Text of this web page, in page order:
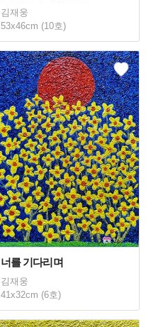
김재웅
53x46cm (10호)
너를 기다리며
김재웅
41x32cm (6호)